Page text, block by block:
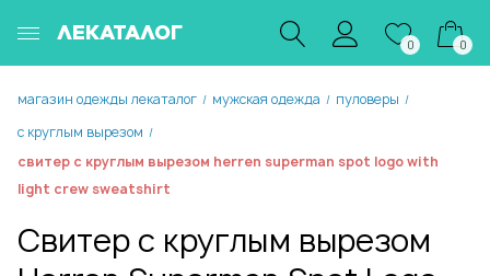
ЛЕКАТАЛОГ
0 0
магазин одежды лекаталог / мужская одежда / пуловеры /
с круглым вырезом /
свитер с круглым вырезом herren superman spot logo with
light crew sweatshirt
Свитер с круглым вырезом